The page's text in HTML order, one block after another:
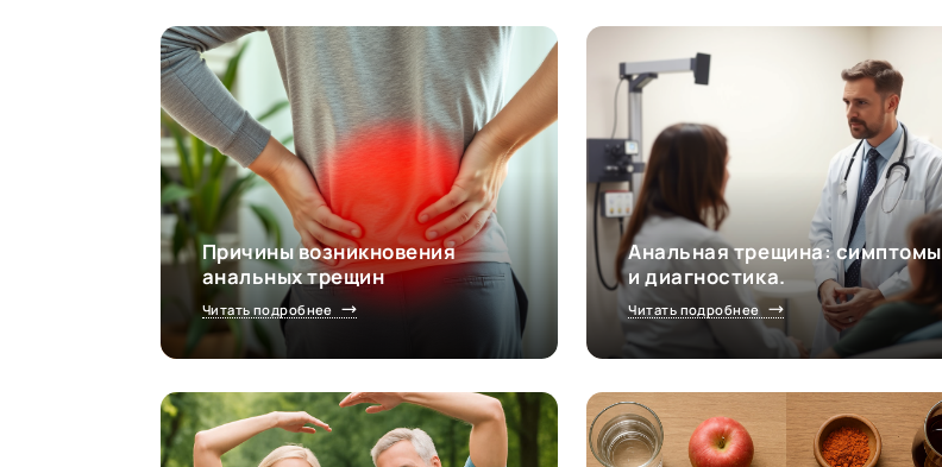
Причины возникновения
анальных трещин
Читать подробнее
Анальная трещина: симптомы
и диагностика.
Читать подробнее